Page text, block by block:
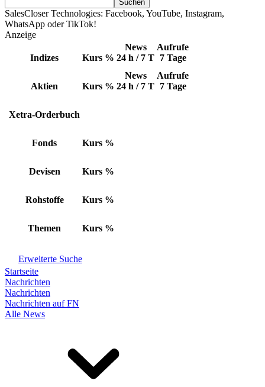
SalesCloser Technologies: Facebook, YouTube, Instagram,
WhatsApp oder TikTok!
Anzeige
Indizes Kurs %
News
24 h / 7 T
Aufrufe
7 Tage
Aktien Kurs %
News
24 h / 7 T
Aufrufe
7 Tage
Xetra-Orderbuch
Fonds Kurs %
Devisen Kurs %
Rohstoffe Kurs %
Themen Kurs %
Erweiterte Suche
Startseite
Nachrichten
Nachrichten
Nachrichten auf FN
Alle News